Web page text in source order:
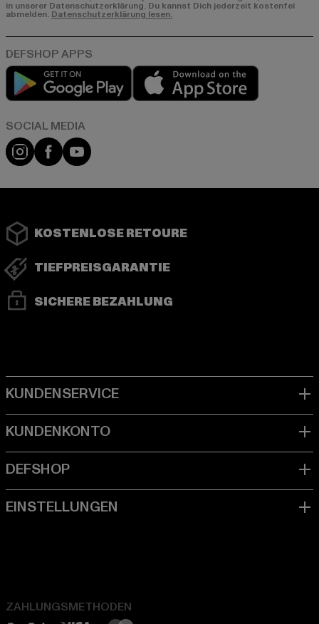
in unserer Datenschutzerklärung. Du kannst Dich jederzeit kostenfei
abmelden. Datenschutzerklärung lesen.
Play market
Instagram
FacebookYouTube
KOSTENLOSE RETOURE
TIEFPREISGARANTIE
SICHERE BEZAHLUNG
ZAHLUNGSMETHODEN